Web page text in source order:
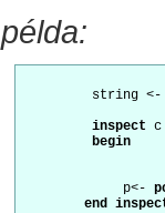
példa:
string
inspect
begin
             p<-
end